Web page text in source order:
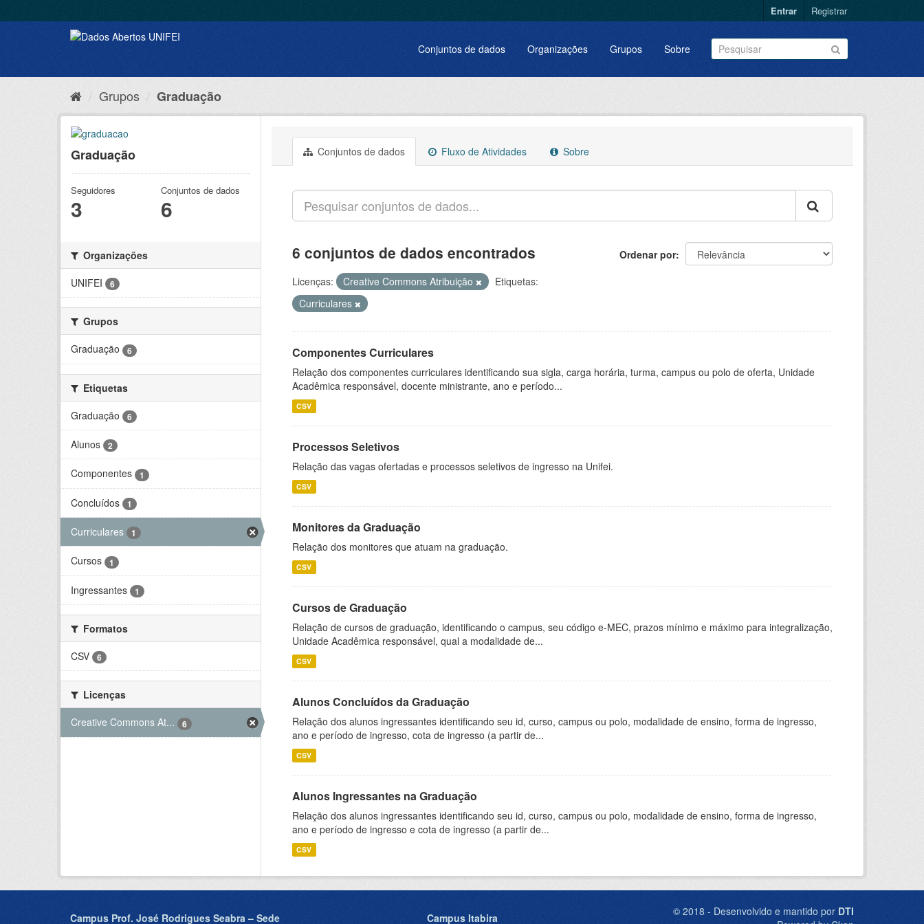
Entrar Registrar
Conjuntos de dados Organizações Grupos Sobre
Grupos Graduação
Graduação
Seguidores
3
Conjuntos de dados
6
Organizações
UNIFEI
6
Grupos
Graduação
6
Etiquetas
Graduação
6
Alunos 2
Componentes 1
Concluídos 1
Curriculares 1
Cursos 1
Ingressantes 1
Formatos
CSV
6
Licenças
Creative Commons At...
6
Conjuntos de dados Fluxo de Atividades Sobre
Ordenar por
6 conjuntos de dados encontrados
Licenças: Creative Commons Atribuição
Etiquetas:
Curriculares
Componentes Curriculares
Relação dos componentes curriculares identificando sua sigla, carga horária, turma, campus ou polo de oferta, Unidade
Acadêmica responsável, docente ministrante, ano e período...
CSV
Processos Seletivos
Relação das vagas ofertadas e processos seletivos de ingresso na Unifei.
CSV
Monitores da Graduação
Relação dos monitores que atuam na graduação.
CSV
Cursos de Graduação
Relação de cursos de graduação, identificando o campus, seu código e-MEC, prazos mínimo e máximo para integralização,
Unidade Acadêmica responsável, qual a modalidade de...
CSV
Alunos Concluídos da Graduação
Relação dos alunos ingressantes identificando seu id, curso, campus ou polo, modalidade de ensino, forma de ingresso,
ano e período de ingresso, cota de ingresso (a partir de...
CSV
Alunos Ingressantes na Graduação
Relação dos alunos ingressantes identificando seu id, curso, campus ou polo, modalidade de ensino, forma de ingresso,
ano e período de ingresso e cota de ingresso (a partir de...
CSV
Campus Prof. José Rodrigues Seabra – Sede Campus Itabira © 2018 - Desenvolvido e mantido por DTI